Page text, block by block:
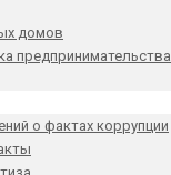
домов
предпринимательства
о фактах коррупции